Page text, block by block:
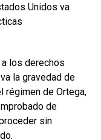
Unidos va
los derechos
la gravedad de
régimen de Ortega,
de
sin